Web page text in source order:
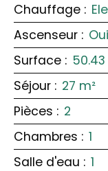
Chauffage :
Ascenseur : Oui
Surface : 50.43
Séjour : 27 m²
Pièces : 2
Chambres : 1
Salle d'eau : 1